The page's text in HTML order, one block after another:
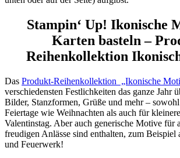
Stampin‘ Up! Ikonische
Karten basteln –
Reihenkollektion
Das Produkt-Reihenkollektion „Ikonische
verschiedensten Festlichkeiten das ganze Jahr
Bilder, Stanzformen, Grüße und mehr –
Feiertage wie Weihnachten als auch für
Valentinstag. Aber auch generische Motive für
freudigen Anlässe sind enthalten, zum Beispiel
und Feuerwerk!